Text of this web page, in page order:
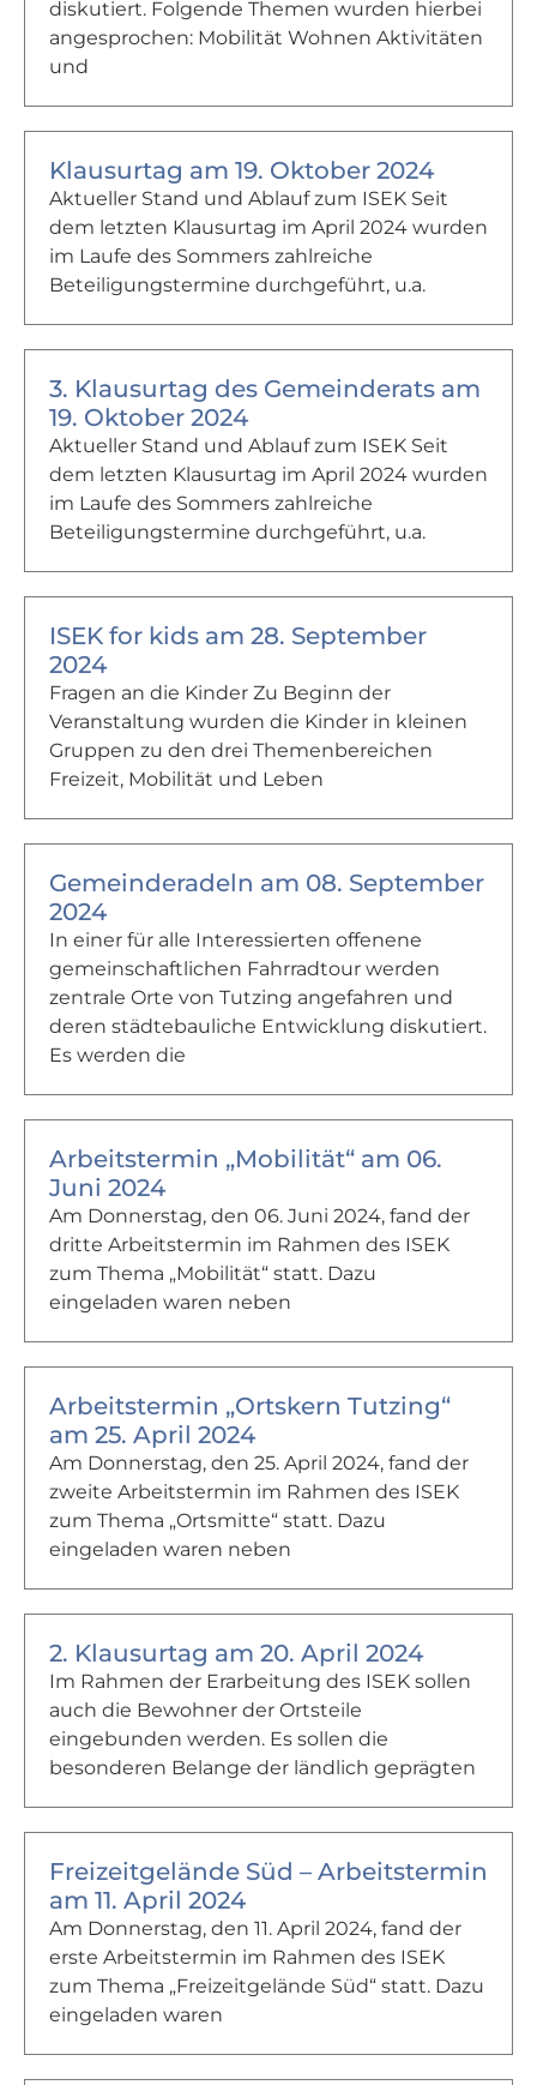
diskutiert. Folgende Themen wurden hierbei
angesprochen: Mobilität Wohnen Aktivitäten
und
Klausurtag am 19. Oktober 2024
Aktueller Stand und Ablauf zum ISEK Seit
dem letzten Klausurtag im April 2024 wurden
im Laufe des Sommers zahlreiche
Beteiligungstermine durchgeführt, u.a.
3. Klausurtag des Gemeinderats am
19. Oktober 2024
Aktueller Stand und Ablauf zum ISEK Seit
dem letzten Klausurtag im April 2024 wurden
im Laufe des Sommers zahlreiche
Beteiligungstermine durchgeführt, u.a.
ISEK for kids am 28. September
2024
Fragen an die Kinder Zu Beginn der
Veranstaltung wurden die Kinder in kleinen
Gruppen zu den drei Themenbereichen
Freizeit, Mobilität und Leben
Gemeinderadeln am 08. September
2024
In einer für alle Interessierten offenene
gemeinschaftlichen Fahrradtour werden
zentrale Orte von Tutzing angefahren und
deren städtebauliche Entwicklung diskutiert.
Es werden die
Arbeitstermin „Mobilität“ am 06.
Juni 2024
Am Donnerstag, den 06. Juni 2024, fand der
dritte Arbeitstermin im Rahmen des ISEK
zum Thema „Mobilität“ statt. Dazu
eingeladen waren neben
Arbeitstermin „Ortskern Tutzing“
am 25. April 2024
Am Donnerstag, den 25. April 2024, fand der
zweite Arbeitstermin im Rahmen des ISEK
zum Thema „Ortsmitte“ statt. Dazu
eingeladen waren neben
2. Klausurtag am 20. April 2024
Im Rahmen der Erarbeitung des ISEK sollen
auch die Bewohner der Ortsteile
eingebunden werden. Es sollen die
besonderen Belange der ländlich geprägten
Freizeitgelände Süd – Arbeitstermin
am 11. April 2024
Am Donnerstag, den 11. April 2024, fand der
erste Arbeitstermin im Rahmen des ISEK
zum Thema „Freizeitgelände Süd“ statt. Dazu
eingeladen waren